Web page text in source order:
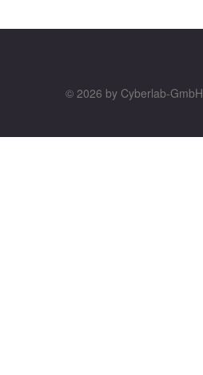
© 2026 by Cyberlab-GmbH